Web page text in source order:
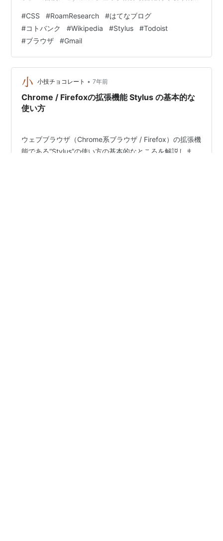
ク（✓）を表示する 行頭のバレットを消す 横幅を調整す
る 画像の最大横幅を指定する 画像の最大縦幅を指定する
インラインコードの文字色を変える Roam Research
Twitter（ツイート）の展開を避ける 半角スペースがある
位置で改行される…
#CSS #RoamResearch #はてなブログ
#コトバンク #Wikipedia #Stylus #Todoist
#ブラウザ #Gmail
小技チョコレート • 7年前
Chrome / Firefoxの拡張機能 Stylus の基本的な
使い方